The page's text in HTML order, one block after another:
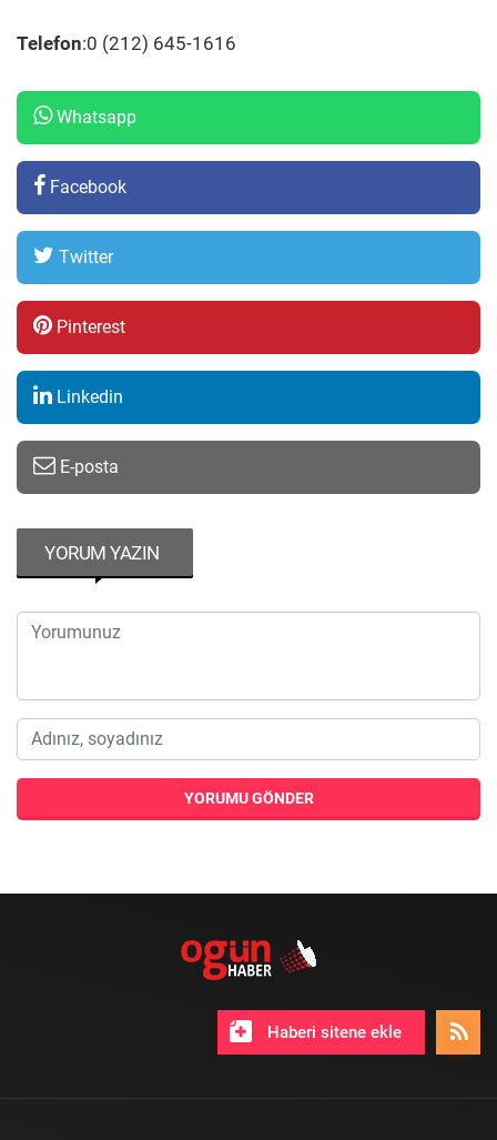
Telefon:0 (212) 645-1616
Whatsapp
Facebook
Twitter
Pinterest
Linkedin
E-posta
YORUM YAZIN
YORUMU GÖNDER
Haberi sitene ekle